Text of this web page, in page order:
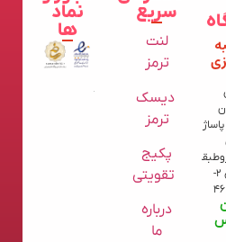
منفی 2-
سریع
لنت
ترمز
دیسک
ترمز
پکیج
تقویتی
درباره
ما
نماد
ها